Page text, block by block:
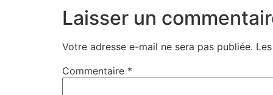
Laisser un
Votre adresse e-mail ne sera pas publiée.
Commentaire *